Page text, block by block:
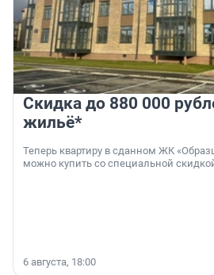
Скидка до 880 000
жильё*
Теперь квартиру в сданном ЖК
можно купить со специальной
6 августа, 18:00